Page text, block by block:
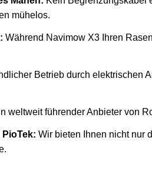
mühelos.
Während Navimow X3 Ihren
Betrieb durch elektrischen
weltweit führender Anbieter von
Wir bieten Ihnen nicht nur